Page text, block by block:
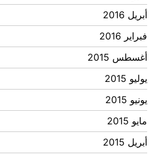
أبريل 2016
فبراير 2016
أغسطس 2015
يوليو 2015
يونيو 2015
مايو 2015
أبريل 2015